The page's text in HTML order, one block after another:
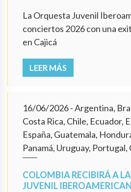
La Orquesta Juvenil
conciertos 2026 con una
en Cajicá
LEER MÁS
16/06/2026- Argentina,
Costa Rica, Chile, Ecuador,
España, Guatemala,
Panamá, Uruguay, Portugal,
COLOMBIA RECIBIRÁ A
JUVENIL